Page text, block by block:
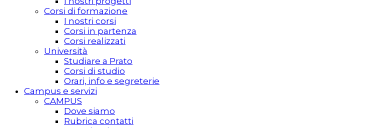
Corsi di formazione
I nostri corsi
Corsi in partenza
Corsi realizzati
Università
Studiare a Prato
Corsi di studio
Orari, info e segreterie
Campus e servizi
CAMPUS
Dove siamo
Rubrica contatti